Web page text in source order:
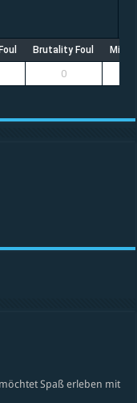
Brutality Foul
0
Spaß erleben mit